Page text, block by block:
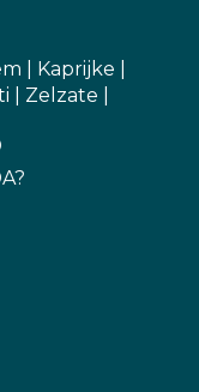
Kaprijke
Zelzate